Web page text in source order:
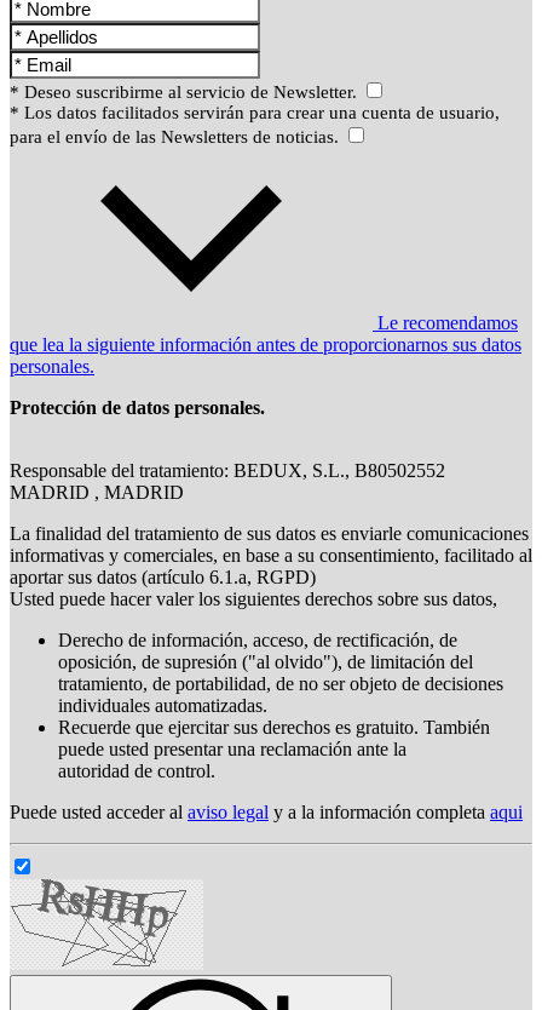
* Deseo suscribirme al servicio de Newsletter.
* Los datos facilitados servirán para crear una cuenta de usuario,
para el envío de las Newsletters de noticias.
Le recomendamos
que lea la siguiente información antes de proporcionarnos sus datos
personales.
Protección de datos personales.
Responsable del tratamiento: BEDUX, S.L., B80502552
MADRID , MADRID
La finalidad del tratamiento de sus datos es enviarle comunicaciones
informativas y comerciales, en base a su consentimiento, facilitado al
aportar sus datos (artículo 6.1.a, RGPD)
Usted puede hacer valer los siguientes derechos sobre sus datos,
Derecho de información, acceso, de rectificación, de
oposición, de supresión ("al olvido"), de limitación del
tratamiento, de portabilidad, de no ser objeto de decisiones
individuales automatizadas.
Recuerde que ejercitar sus derechos es gratuito. También
puede usted presentar una reclamación ante la
autoridad de control.
Puede usted acceder al aviso legal y a la información completa aqui